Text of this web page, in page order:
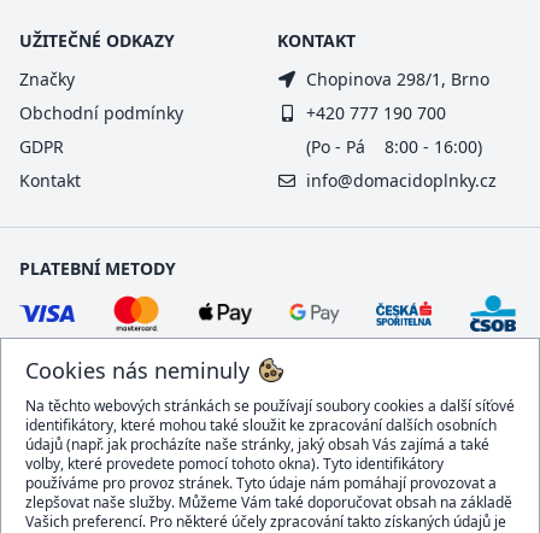
Cookies nás neminuly
Na těchto webových stránkách se používají soubory cookies a další síťové
identifikátory, které mohou také sloužit ke zpracování dalších osobních
údajů (např. jak procházíte naše stránky, jaký obsah Vás zajímá a také
volby, které provedete pomocí tohoto okna). Tyto identifikátory
používáme pro provoz stránek. Tyto údaje nám pomáhají provozovat a
zlepšovat naše služby. Můžeme Vám také doporučovat obsah na základě
Vašich preferencí. Pro některé účely zpracování takto získaných údajů je
UŽITEČNÉ ODKAZY
Značky
Obchodní podmínky
GDPR
Kontakt
KONTAKT
Chopinova 298/1, Brno
+420 777 190 700
(Po - Pá 8:00 - 16:00)
info@domacidoplnky.cz
PLATEBNÍ METODY
DOPRAVCI